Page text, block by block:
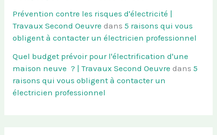
Prévention contre les risques d'électricité |
Travaux Second Oeuvre dans5 raisons qui vous
obligent à contacter un électricien professionnel
Quel budget prévoir pour l'électrification d'une
maison neuve ? | Travaux Second Oeuvre dans5
raisons qui vous obligent à contacter un
électricien professionnel